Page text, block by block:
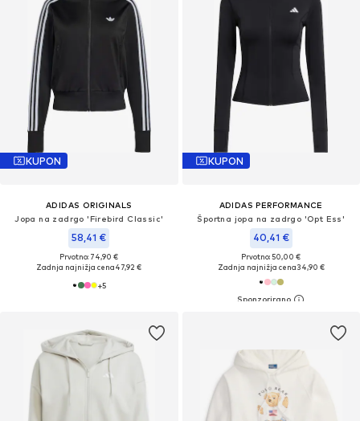
KUPON
ADIDAS ORIGINALS
Jopa na zadrgo 'Firebird Classic'
58,41 €
Prvotno: 74,90 €
Zadnja najnižja cena47,92 €
+5
KUPON
ADIDAS PERFORMANCE
Športna jopa na zadrgo 'Opt Ess'
40,41 €
Prvotno: 50,00 €
Zadnja najnižja cena34,90 €